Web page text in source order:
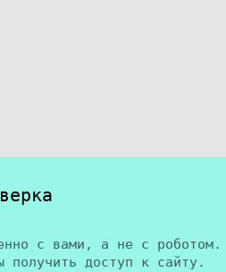
с вами, а не с роботом.
получить доступ к сайту.